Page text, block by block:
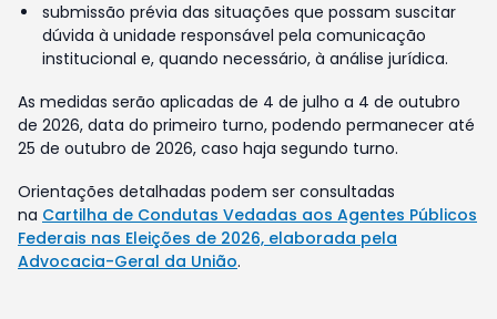
submissão prévia das situações que possam suscitar
dúvida à unidade responsável pela comunicação
institucional e, quando necessário, à análise jurídica.
As medidas serão aplicadas de 4 de julho a 4 de outubro
de 2026, data do primeiro turno, podendo permanecer até
25 de outubro de 2026, caso haja segundo turno.
Orientações detalhadas podem ser consultadas
na Cartilha de Condutas Vedadas aos Agentes Públicos
Federais nas Eleições de 2026, elaborada pela
Advocacia-Geral da União.